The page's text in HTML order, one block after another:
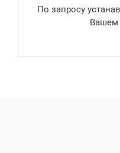
По запросу
Вашем